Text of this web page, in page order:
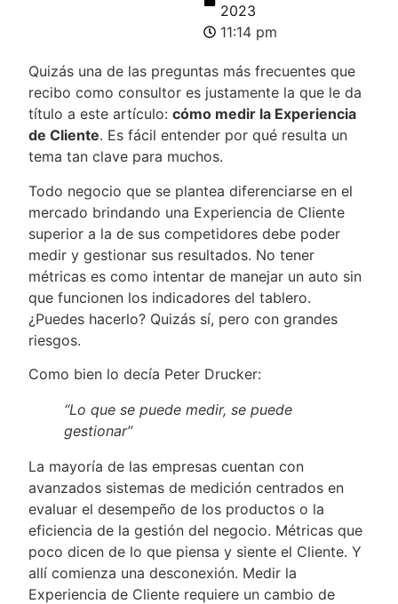
2023
11:14 pm
Quizás una de las preguntas más frecuentes que
recibo como consultor es justamente la que le da
título a este artículo: cómo medir la Experiencia
de Cliente. Es fácil entender por qué resulta un
tema tan clave para muchos.
Todo negocio que se plantea diferenciarse en el
mercado brindando una Experiencia de Cliente
superior a la de sus competidores debe poder
medir y gestionar sus resultados. No tener
métricas es como intentar de manejar un auto sin
que funcionen los indicadores del tablero.
¿Puedes hacerlo? Quizás sí, pero con grandes
riesgos.
Como bien lo decía Peter Drucker:
“Lo que se puede medir, se puede
gestionar”
La mayoría de las empresas cuentan con
avanzados sistemas de medición centrados en
evaluar el desempeño de los productos o la
eficiencia de la gestión del negocio. Métricas que
poco dicen de lo que piensa y siente el Cliente. Y
allí comienza una desconexión. Medir la
Experiencia de Cliente requiere un cambio de